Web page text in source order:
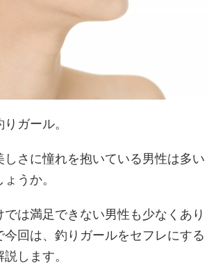
ガール。
しさに憧れを抱いている男性は多い
うか。
では満足できない男性も少なくあり
今回は、釣りガールをセフレにする
します。